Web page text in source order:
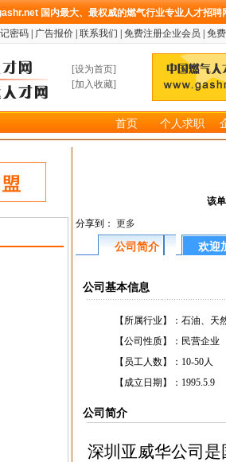
国内最大、最权威的燃气行业专业人才招
密码 广告报价 联系我们 免费注册企业会员 免
[设为首页]
[加入收藏]
首页 个人求职
该
分享到： 更多
公司简介 欢迎
公司基本信息
【所属行业】： 石油、天
【公司性质】： 民营企业
【员工人数】： 10-50人
【成立日期】： 1995.5.9
公司简介
深圳亚威华公司